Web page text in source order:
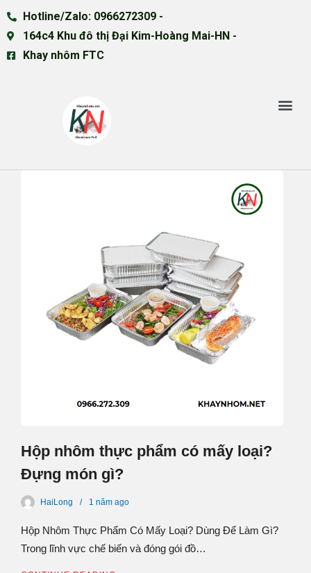
Hotline/Zalo: 0966272309 -
164c4 Khu đô thị Đại Kim-Hoàng Mai-HN -
Khay nhôm FTC
Hộp nhôm thực phẩm có mấy loại?
Đựng món gì?
HaiLong 1 năm ago
Hộp Nhôm Thực Phẩm Có Mấy Loại? Dùng Để Làm Gì?
Trong lĩnh vực chế biến và đóng gói đồ…